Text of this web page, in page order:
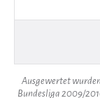
Ausgewertet
Bundesliga 2009/